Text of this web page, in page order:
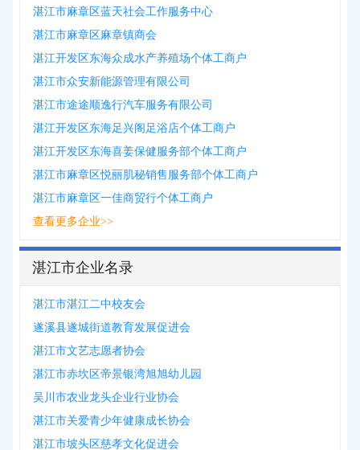
湛江市麻章区蓝天社会工作服务中心
湛江市麻章区麻章镇商会
湛江开发区东海众成水产养殖场个体工商户
湛江市众安新能源管理有限公司
湛江市途途顺逸行汽车服务有限公司
湛江开发区东海足兴阁足浴店个体工商户
湛江开发区东海喜姜保健服务部个体工商户
湛江市麻章区悦丽肌秘销售服务部个体工商户
湛江市麻章区一佳商贸行个体工商户
查看更多企业>>
湛江市企业名录
湛江市湛江二中校友会
遂溪县遂城街道教育发展促进会
湛江市文艺志愿者协会
湛江市赤坎区帝景银湾旭旭幼儿园
吴川市农业龙头企业行业协会
湛江市关爱青少年健康成长协会
湛江市坡头区慈孝文化促进会